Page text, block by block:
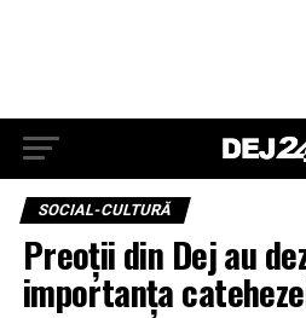
SOCIAL-CULTURĂ
Preoții din Dej au
importanța